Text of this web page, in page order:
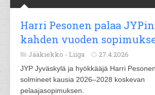
Harri Pesonen palaa
kahden vuoden
Jääkiekko - Liiga 27.4.2026
JYP Jyväskylä ja hyökkääjä Harri
solmineet kausia 2026–2028 koskevan
pelaajasopimuksen.